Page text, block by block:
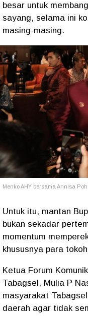
besar untuk
sayang, selama ini
masing-masing.
Menko AHY bersama Annisa
Untuk itu, mantan
bukan sekadar
momentum
khususnya para
Ketua Forum
Tabagsel, Mulia P
masyarakat
daerah agar tidak